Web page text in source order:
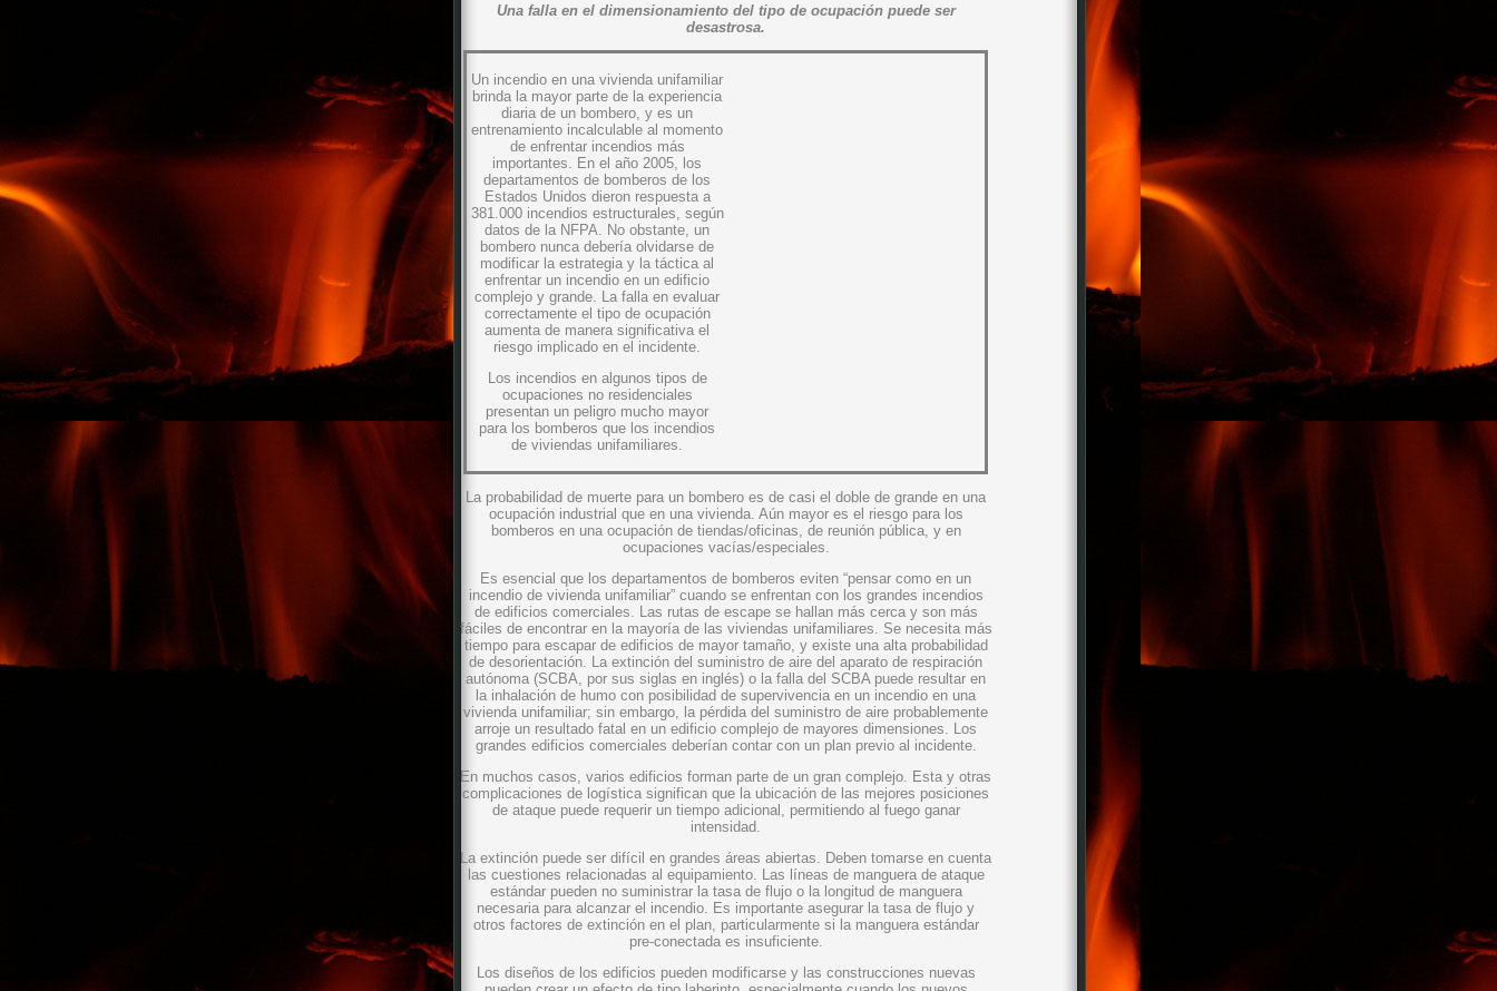
Una falla en el dimensionamiento del tipo de ocupación puede ser
desastrosa.
Un incendio en una vivienda unifamiliar
brinda la mayor parte de la experiencia
diaria de un bombero, y es un
entrenamiento incalculable al momento
de enfrentar incendios más
importantes. En el año 2005, los
departamentos de bomberos de los
Estados Unidos dieron respuesta a
381.000 incendios estructurales, según
datos de la NFPA. No obstante, un
bombero nunca debería olvidarse de
modificar la estrategia y la táctica al
enfrentar un incendio en un edificio
complejo y grande. La falla en evaluar
correctamente el tipo de ocupación
aumenta de manera significativa el
riesgo implicado en el incidente.
Los incendios en algunos tipos de
ocupaciones no residenciales
presentan un peligro mucho mayor
para los bomberos que los incendios
de viviendas unifamiliares.
La probabilidad de muerte para un bombero es de casi el doble de grande en una
ocupación industrial que en una vivienda. Aún mayor es el riesgo para los
bomberos en una ocupación de tiendas/oficinas, de reunión pública, y en
ocupaciones vacías/especiales.
Es esencial que los departamentos de bomberos eviten “pensar como en un
incendio de vivienda unifamiliar” cuando se enfrentan con los grandes incendios
de edificios comerciales. Las rutas de escape se hallan más cerca y son más
fáciles de encontrar en la mayoría de las viviendas unifamiliares. Se necesita más
tiempo para escapar de edificios de mayor tamaño, y existe una alta probabilidad
de desorientación. La extinción del suministro de aire del aparato de respiración
autónoma (SCBA, por sus siglas en inglés) o la falla del SCBA puede resultar en
la inhalación de humo con posibilidad de supervivencia en un incendio en una
vivienda unifamiliar; sin embargo, la pérdida del suministro de aire probablemente
arroje un resultado fatal en un edificio complejo de mayores dimensiones. Los
grandes edificios comerciales deberían contar con un plan previo al incidente.
En muchos casos, varios edificios forman parte de un gran complejo. Esta y otras
complicaciones de logística significan que la ubicación de las mejores posiciones
de ataque puede requerir un tiempo adicional, permitiendo al fuego ganar
intensidad.
La extinción puede ser difícil en grandes áreas abiertas. Deben tomarse en cuenta
las cuestiones relacionadas al equipamiento. Las líneas de manguera de ataque
estándar pueden no suministrar la tasa de flujo o la longitud de manguera
necesaria para alcanzar el incendio. Es importante asegurar la tasa de flujo y
otros factores de extinción en el plan, particularmente si la manguera estándar
pre-conectada es insuficiente.
Los diseños de los edificios pueden modificarse y las construcciones nuevas